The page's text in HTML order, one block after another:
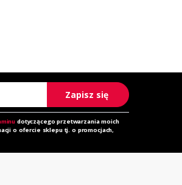
Zapisz się
dotyczącego przetwarzania moich
o ofercie sklepu tj. o promocjach,